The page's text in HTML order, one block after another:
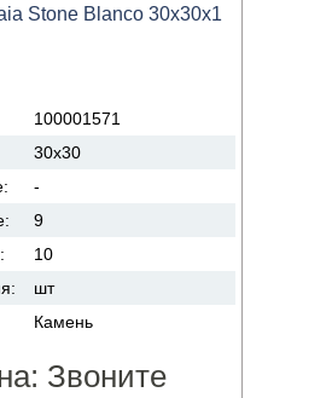
Stone Blanco 30x30x1
100001571
30x30
-
9
10
шт
Камень
Звоните